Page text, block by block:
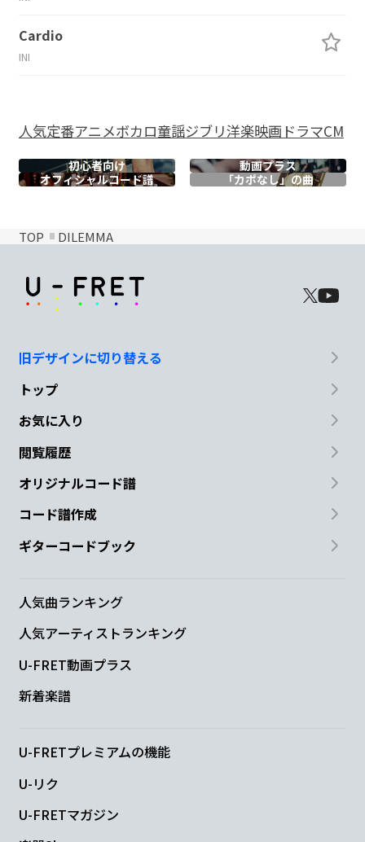
Cardio
INI
人気定番アニメボカロ童謡ジブリ洋楽映画ドラマCM
初心者向け
動画プラス
オフィシャルコード譜 「カポなし」の曲
TOP DILEMMA
旧デザインに切り替える
トップ
お気に入り
閲覧履歴
オリジナルコード譜
コード譜作成
ギターコードブック
人気曲ランキング
人気アーティストランキング
U-FRET動画プラス
新着楽譜
U-FRETプレミアムの機能
U-リク
U-FRETマガジン